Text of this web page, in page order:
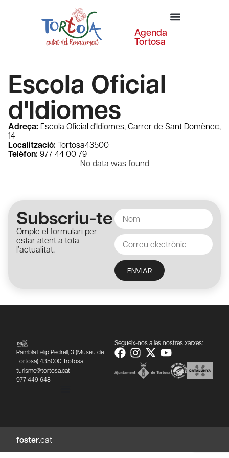
Agenda
Tortosa
Escola Oficial
d'Idiomes
Adreça: Escola Oficial d'Idiomes, Carrer de Sant Domènec,
14
Localització: Tortosa43500
Telèfon: 977 44 00 79
No data was found
Subscriu-te
Omple el formulari per
estar atent a tota
l’actualitat.
ENVIAR
Rambla Felip Pedrell, 3 (Museu de
Tortosa) 435000 Trotosa
turisme@tortosa.cat
977 449 648
Segueix-nos a les nostres xarxes:
foster.cat